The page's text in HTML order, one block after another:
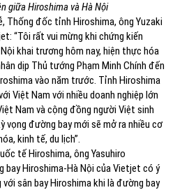
giữa Hiroshima và Hà Nội
Thống đốc tỉnh Hiroshima, ông Yuzaki
“Tôi rất vui mừng khi chứng kiến
khai trương hôm nay, hiện thực hóa
dịp Thủ tướng Phạm Minh Chính đến
vào năm trước. Tỉnh Hiroshima
Việt Nam với nhiều doanh nghiệp lớn
Nam và cộng đồng người Việt sinh
vọng đường bay mới sẽ mở ra nhiều cơ
kinh tế, du lịch”.
tế Hiroshima, ông Yasuhiro
bay Hiroshima-Hà Nội của Vietjet có ý
sân bay Hiroshima khi là đường bay